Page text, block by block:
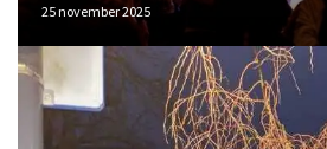
25 november 2025